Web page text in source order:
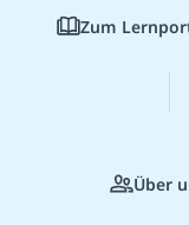
Zum
Über